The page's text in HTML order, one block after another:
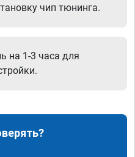
чип тюнинга.
на 1-3 часа для